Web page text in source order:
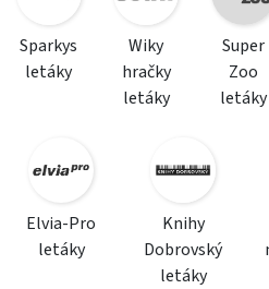
Sparkys
letáky
Wiky
hračky
letáky
Super
Zoo
letáky
Elvia-Pro
letáky
Knihy
Dobrovský
letáky